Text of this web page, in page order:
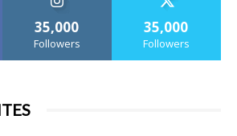
35,000
Followers
35,000
Followers